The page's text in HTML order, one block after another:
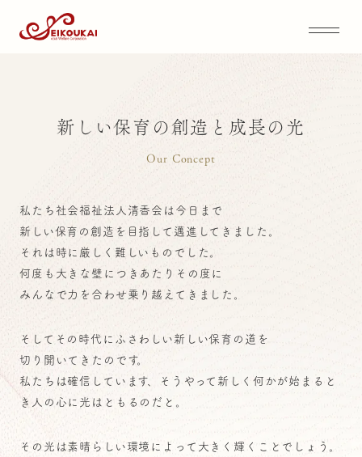
人は誰
を持っ て いる 。
私たちは「保育を科学する」視点をもち、
「現代社会で問題になっていること」
「その問題から想像できる
将来の若者像」を見据え、
今の時代に必要な保育を常に検証し、
実践していきます。
新しい保育の創造と成長の光
Our Concept
私たち社会福祉法人清香会は今日まで
新しい保育の創造を目指して邁進してきました。
それは時に厳しく難しいものでした。
何度も大きな壁につきあたりその度に
みんなで力を合わせ乗り越えてきました。
そしてその時代にふさわしい新しい保育の道を
切り開いてきたのです。
私たちは確信しています、そうやって新しく何かが始まると
き人の心に光はともるのだと。
その光は素晴らしい環境によって大きく輝くことでしょう。